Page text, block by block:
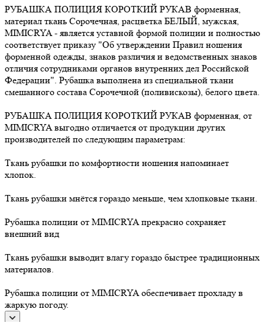
РУБАШКА ПОЛИЦИЯ КОРОТКИЙ РУКАВ форменная,
материал ткань Сорочечная, расцветка БЕЛЫЙ, мужская,
MIMICRYA - является уставной формой полиции и полностью
соответствует приказу "Об утверждении Правил ношения
форменной одежды, знаков различия и ведомственных знаков
отличия сотрудниками органов внутренних дел Российской
Федерации". Рубашка выполнена из специальной ткани
смешанного состава Сорочечной (поливискозы), белого цвета.
РУБАШКА ПОЛИЦИЯ КОРОТКИЙ РУКАВ форменная, от
MIMICRYA выгодно отличается от продукции других
производителей по следующим параметрам:
Ткань рубашки по комфортности ношения напоминает
хлопок.
Ткань рубашки мнётся гораздо меньше, чем хлопковые ткани.
Рубашка полиции от MIMICRYA прекрасно сохраняет
внешний вид
Ткань рубашки выводит влагу гораздо быстрее традиционных
материалов.
Рубашка полиции от MIMICRYA обеспечивает прохладу в
жаркую погоду.